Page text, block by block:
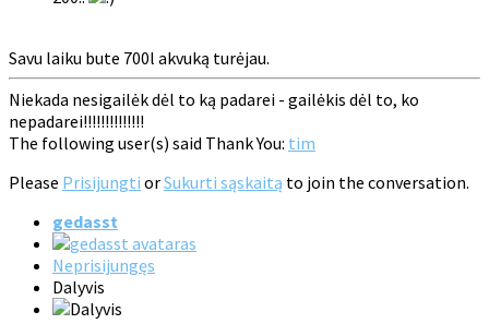
Savu laiku bute 700l akvuką turėjau.
Niekada nesigailėk dėl to ką padarei - gailėkis dėl to, ko
nepadarei!!!!!!!!!!!!!!
The following user(s) said Thank You: tim
Please Prisijungti orSukurti sąskaitą to join the conversation.
gedasst
Neprisijungęs
Dalyvis